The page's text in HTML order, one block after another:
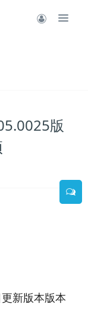
版
新版本版本